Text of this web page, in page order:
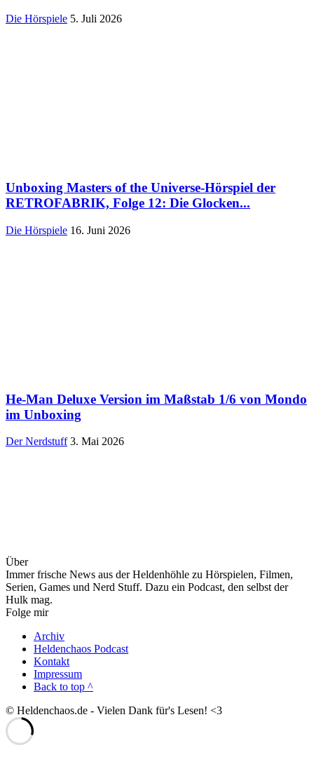
Die Hörspiele 5. Juli 2026
Unboxing Masters of the Universe-Hörspiel der
RETROFABRIK, Folge 12: Die Glocken...
Die Hörspiele 16. Juni 2026
He-Man Deluxe Version im Maßstab 1/6 von Mondo
im Unboxing
Der Nerdstuff 3. Mai 2026
Über
Immer frische News aus der Heldenhöhle zu Hörspielen, Filmen,
Serien, Games und Nerd Stuff. Dazu ein Podcast, den selbst der
Hulk mag.
Folge mir
Archiv
Heldenchaos Podcast
Kontakt
Impressum
Back to top ^
© Heldenchaos.de - Vielen Dank für's Lesen! <3